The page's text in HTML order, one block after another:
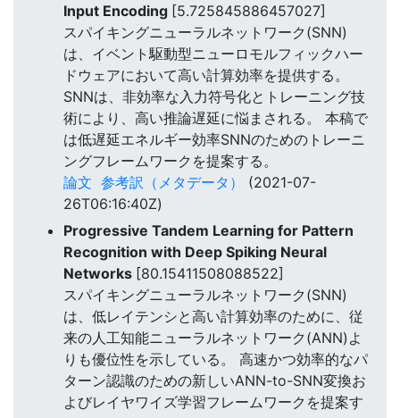
Input Encoding [5.725845886457027]
スパイキングニューラルネットワーク(SNN)
は、イベント駆動型ニューロモルフィックハー
ドウェアにおいて高い計算効率を提供する。
SNNは、非効率な入力符号化とトレーニング技
術により、高い推論遅延に悩まされる。 本稿で
は低遅延エネルギー効率SNNのためのトレーニ
ングフレームワークを提案する。
論文 参考訳（メタデータ）
(2021-07-
26T06:16:40Z)
Progressive Tandem Learning for Pattern
Recognition with Deep Spiking Neural
Networks [80.15411508088522]
スパイキングニューラルネットワーク(SNN)
は、低レイテンシと高い計算効率のために、従
来の人工知能ニューラルネットワーク(ANN)よ
りも優位性を示している。 高速かつ効率的なパ
ターン認識のための新しいANN-to-SNN変換お
よびレイヤワイズ学習フレームワークを提案す